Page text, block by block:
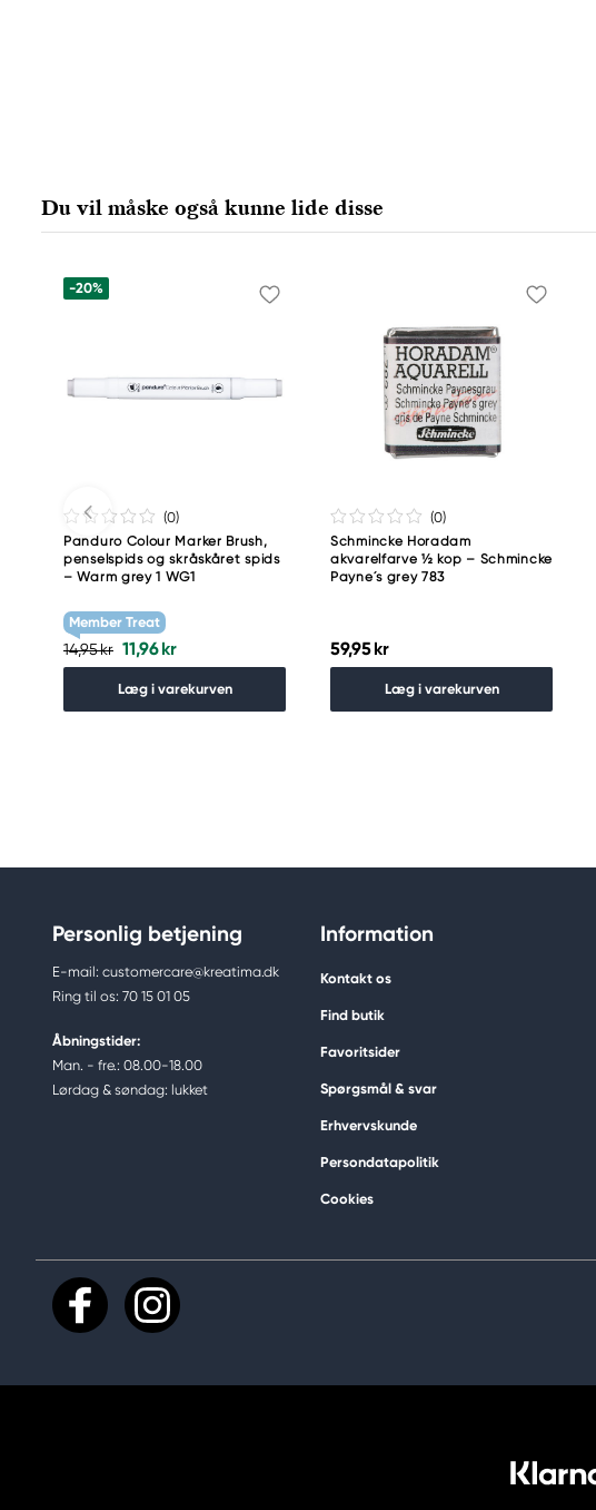
Du vil måske også kunne lide disse
-20%
(0)
Panduro Colour Marker Brush,
penselspids og skråskåret spids
– Warm grey 1 WG1
Member Treat
14,95 kr 11,96 kr
Læg i varekurven
(0)
Schmincke Horadam
akvarelfarve ½ kop – Schmincke
Payne´s grey 783
59,95 kr
Læg i varekurven
Personlig betjening
E-mail: customercare@kreatima.dk
Ring til os: 70 15 01 05
Åbningstider:
Man. - fre.: 08.00-18.00
Lørdag & søndag: lukket
Information
Kontakt os
Find butik
Favoritsider
Spørgsmål & svar
Erhvervskunde
Persondatapolitik
Cookies